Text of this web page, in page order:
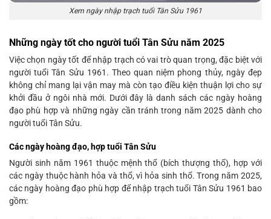
Xem ngày nhập trạch tuổi Tân Sửu 1961
Những ngày tốt cho người tuổi Tân Sửu năm 2025
Việc chọn ngày tốt để nhập trạch có vai trò quan trọng, đặc biệt với
người tuổi Tân Sửu 1961. Theo quan niệm phong thủy, ngày đẹp
không chỉ mang lại vận may mà còn tạo điều kiện thuận lợi cho sự
khởi đầu ở ngôi nhà mới. Dưới đây là danh sách các ngày hoàng
đạo phù hợp và những ngày cần tránh trong năm 2025 dành cho
người tuổi Tân Sửu.
Các ngày hoàng đạo, hợp tuổi Tân Sửu
Người sinh năm 1961 thuộc mệnh thổ (bích thượng thổ), hợp với
các ngày thuộc hành hỏa và thổ, vì hỏa sinh thổ. Trong năm 2025,
các ngày hoàng đạo phù hợp để nhập trạch tuổi Tân Sửu 1961 bao
gồm: